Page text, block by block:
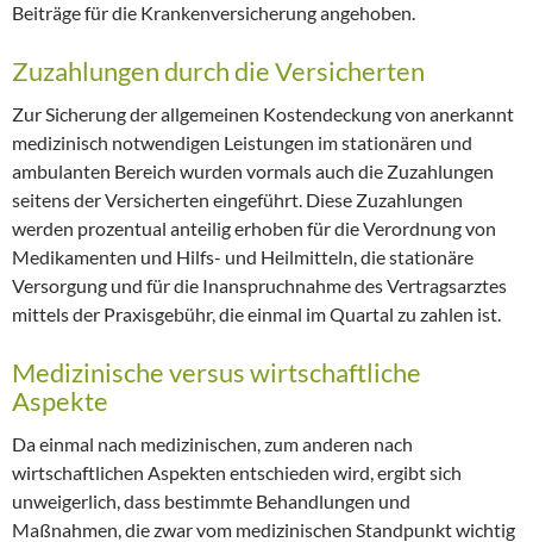
Beiträge für die Krankenversicherung angehoben.
Zuzahlungen durch die Versicherten
Zur Sicherung der allgemeinen Kostendeckung von anerkannt
medizinisch notwendigen Leistungen im stationären und
ambulanten Bereich wurden vormals auch die Zuzahlungen
seitens der Versicherten eingeführt. Diese Zuzahlungen
werden prozentual anteilig erhoben für die Verordnung von
Medikamenten und Hilfs- und Heilmitteln, die stationäre
Versorgung und für die Inanspruchnahme des Vertragsarztes
mittels der Praxisgebühr, die einmal im Quartal zu zahlen ist.
Medizinische versus wirtschaftliche
Aspekte
Da einmal nach medizinischen, zum anderen nach
wirtschaftlichen Aspekten entschieden wird, ergibt sich
unweigerlich, dass bestimmte Behandlungen und
Maßnahmen, die zwar vom medizinischen Standpunkt wichtig